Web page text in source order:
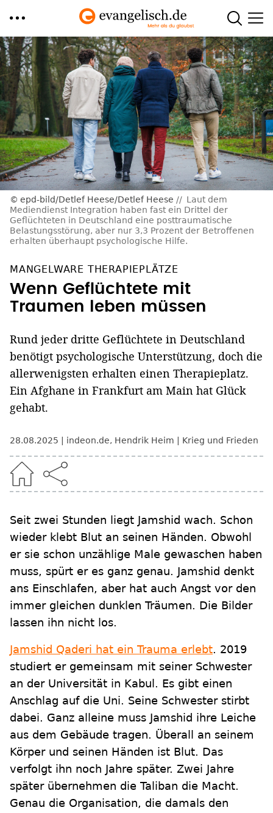
Direkt
zum
Inhalt
epd-bild/Detlef Heese/Detlef Heese
Laut dem
Mediendienst Integration haben fast ein Drittel der
Geflüchteten in Deutschland eine posttraumatische
Belastungsstörung, aber nur 3,3 Prozent der Betroffenen
erhalten überhaupt psychologische Hilfe.
MANGELWARE THERAPIEPLÄTZE
Wenn Geflüchtete mit
Traumen leben müssen
Rund jeder dritte Geflüchtete in Deutschland
benötigt psychologische Unterstützung, doch die
allerwenigsten erhalten einen Therapieplatz.
Ein Afghane in Frankfurt am Main hat Glück
gehabt.
28.08.2025 indeon.de, Hendrik Heim Krieg und Frieden
Seit zwei Stunden liegt Jamshid wach. Schon
wieder klebt Blut an seinen Händen. Obwohl
er sie schon unzählige Male gewaschen haben
muss, spürt er es ganz genau. Jamshid denkt
ans Einschlafen, aber hat auch Angst vor den
immer gleichen dunklen Träumen. Die Bilder
lassen ihn nicht los.
Jamshid Qaderi hat ein Trauma erlebt. 2019
studiert er gemeinsam mit seiner Schwester
an der Universität in Kabul. Es gibt einen
Anschlag auf die Uni. Seine Schwester stirbt
dabei. Ganz alleine muss Jamshid ihre Leiche
aus dem Gebäude tragen. Überall an seinem
Körper und seinen Händen ist Blut. Das
verfolgt ihn noch Jahre später. Zwei Jahre
später übernehmen die Taliban die Macht.
Genau die Organisation, die damals den